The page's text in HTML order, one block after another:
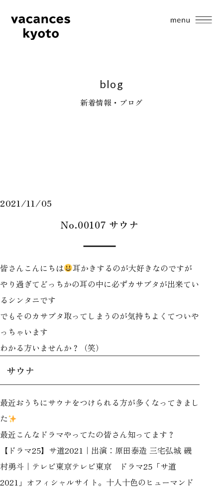
blog
新着情報・ブログ
2021/11/05
No.00107 サウナ
皆さんこんにちは
耳かきするのが大好きなのですが
やり過ぎてどっちかの耳の中に必ずカサブタが出来てい
るシンタニです
でもそのカサブタ取ってしまうのが気持ちよくてついや
っちゃいます
わかる方いませんか？（笑）
サウナ
最近おうちにサウナをつけられる方が多くなってきまし
た
最近こんなドラマやってたの皆さん知ってます？
【ドラマ25】サ道2021｜出演：原田泰造 三宅弘城 磯
村勇斗｜テレビ東京テレビ東京 ドラマ25「サ道
2021」オフィシャルサイト。十人十色のヒューマンド